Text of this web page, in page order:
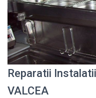
Reparatii
VALCEA